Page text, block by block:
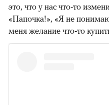
это, что у нас что-то
«Папочка!», «Я не
меня желание что-то